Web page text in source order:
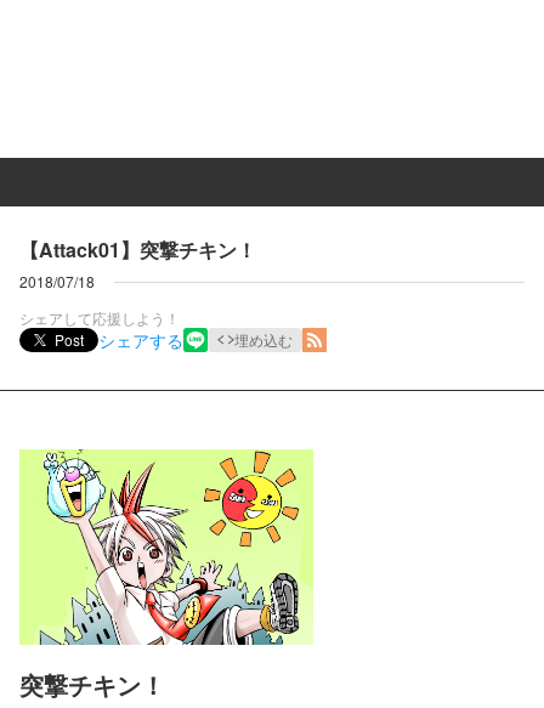
【Attack01】突撃チキン！
2018/07/18
シェアして応援しよう！
Post
シェアする 埋め込む
突撃チキン！